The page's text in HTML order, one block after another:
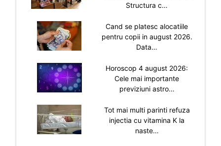
Structura c…
Cand se platesc alocatiile
pentru copii in august 2026.
Data…
Horoscop 4 august 2026:
Cele mai importante
previziuni astro…
Tot mai multi parinti refuza
injectia cu vitamina K la
naste…